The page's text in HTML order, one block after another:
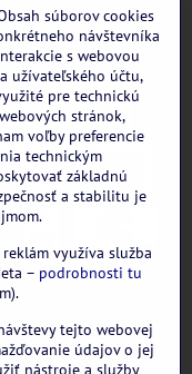
súborov cookies
návštevníka
s webovou
užívateľského účtu,
pre technickú
stránok,
voľby preferencie
technickým
základnú
a stabilitu je
využíva služba
– podrobnosti tu
tejto webovej
údajov o jej
nástroje a služby